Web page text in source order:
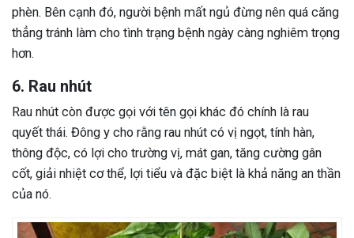
phèn. Bên cạnh đó, người bệnh mất ngủ đừng nên quá căng
thẳng tránh làm cho tình trạng bệnh ngày càng nghiêm trọng
hơn.
6. Rau nhút
Rau nhút còn được gọi với tên gọi khác đó chính là rau
quyết thái. Đông y cho rằng rau nhút có vị ngọt, tính hàn,
thông độc, có lợi cho trường vị, mát gan, tăng cường gân
cốt, giải nhiệt cơ thể, lợi tiểu và đặc biệt là khả năng an thần
của nó.